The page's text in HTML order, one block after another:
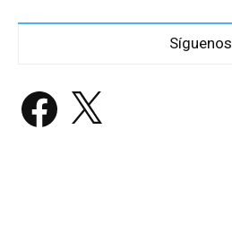
Síguenos
Facebook